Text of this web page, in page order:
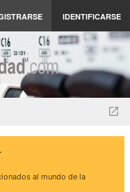
IDENTIFICARSE
.
al mundo de la